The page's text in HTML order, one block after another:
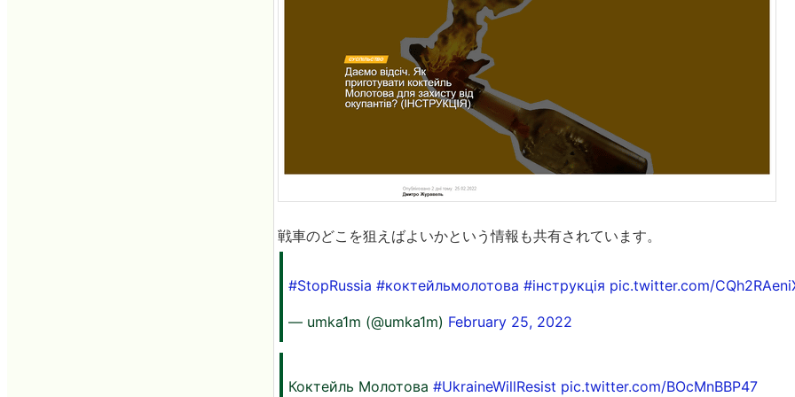
戦車のどこを狙えばよいかという情報も共有されています。
#StopRussia #коктейльмолотова #інструкція pic.twitter.com/
— umka1m (@umka1m) February 25, 2022
Коктейль Молотова #UkraineWillResist pic.twitter.com/BOcMnBBP47